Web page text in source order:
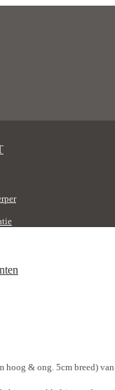
hoog & ong. 5cm breed)